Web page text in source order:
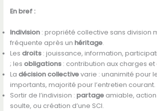
En bref :
Indivision: propriété collective sans division
fréquente après un héritage.
Les droits: jouissance, information,
; les obligations: contribution aux charges et
La décision collectivevarie : unanimité pour
importants, majorité pour l’entretien courant.
Sortir de l’indivision : partageamiable,
soulte, ou création d’une SCI.